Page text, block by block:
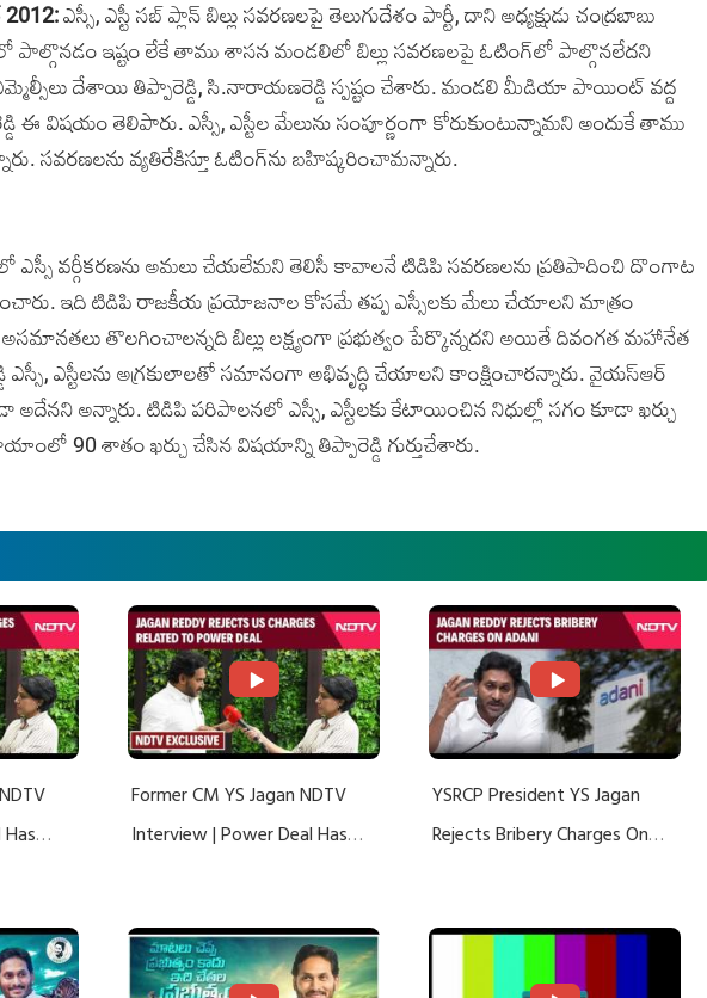
ఎస్సీ, ఎస్టీ సబ్‌ ప్లాన్‌ బిల్లు సవరణలపై తెలుగుదేశం పార్టీ, దాని అధ్యక్షుడు చంద్రబాబు
ఇష్టం లేకే తాము శాసన మండలిలో బిల్లు సవరణలపై ఓటింగ్‌లో పాల్గొనలేదని
దేశాయి తిప్పారెడ్డి, సి.నారాయణరెడ్డి స్పష్టం చేశారు. మండలి మీడియా పాయింట్ వద్ద
‌ఈ విషయం తెలిపారు. ఎస్సీ, ఎస్టీల మేలును సంపూర్ణంగా కోరుకుంటున్నామని అందుకే తాము
సవరణలను వ్యతిరేకిస్తూ ఓటింగ్‌ను బహిష్కరించామన్నారు.
ఎస్సీ వర్గీకరణను అమలు చేయలేమని తెలిసీ కావాలనే టిడిపి సవరణలను ప్రతిపాదించి దొంగాట
ఇది టిడిపి రాజకీయ ప్రయోజనాల కోసమే తప్ప ఎస్సీలకు మేలు చేయాలని మాత్రం
అసమానతలు తొలగించాలన్నది బిల్లు లక్ష్యంగా ప్రభుత్వం పేర్కొన్నదని అయితే దివంగత‌ మహానేత
ఎస్సీ, ఎస్టీలను అగ్రకులాలతో సమానంగా అభివృద్ధి చేయాలని కాంక్షించారన్నారు. వైయస్‌ఆర్‌
అదేనని అన్నారు. టిడిపి పరిపాలనలో ఎస్సీ, ఎస్టీలకు కేటాయించిన నిధుల్లో సగం కూడా ఖర్చు
90 శాతం ఖర్చు చే‌సిన విషయాన్ని తిప్పారెడ్డి గుర్తుచేశారు.
Former CM YS Jagan NDTV
Interview | Power Deal Has
YSRCP President YS Jagan
Rejects Bribery Charges On